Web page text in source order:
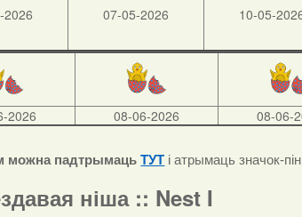
2026 07-05-2026 10-05-
2026 08-06-2026 08-06-
можна падтрымацьТУТ і атрымаць значок-
ніша :: Nest I